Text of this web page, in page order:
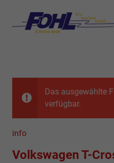
Das ausgewählte
verfügbar.
info
Volkswagen T-